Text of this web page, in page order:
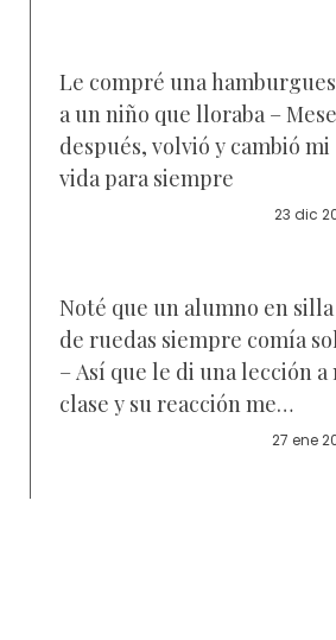
Le compré una
a un niño que lloraba –
después, volvió y cambió mi
vida para siempre
23 dic
Noté que un alumno en silla
de ruedas siempre comía
– Así que le di una lección a
clase y su reacción me
27 ene